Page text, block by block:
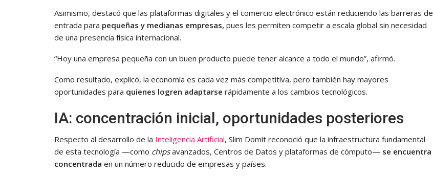
Asimismo, destacó que las plataformas digitales y el comercio electrónico están reduciendo las barreras de
entrada para pequeñas y medianas empresas, pues les permiten competir a escala global sin necesidad
de una presencia física internacional.
“Hoy una empresa pequeña con un buen producto puede tener alcance a todo el mundo”, afirmó.
Como resultado, explicó, la economía es cada vez más competitiva, pero también hay mayores
oportunidades para quienes logren adaptarse rápidamente a los cambios tecnológicos.
IA: concentración inicial, oportunidades posteriores
Respecto al desarrollo de la Inteligencia Artificial, Slim Domit reconoció que la infraestructura fundamental
de esta tecnología —como chipsavanzados, Centros de Datos y plataformas de cómputo— se encuentra
concentrada en un número reducido de empresas y países.